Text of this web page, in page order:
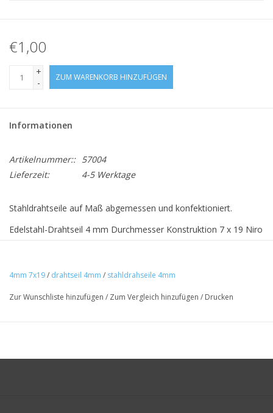
€1,00
+
-
ZUM WARENKORB HINZUFÜGEN
Informationen
Artikelnummer:: 57004
Lieferzeit:
4-5 Werktage
Stahldrahtseile auf Maß abgemessen und konfektioniert.
Edelstahl-Drahtseil 4 mm Durchmesser Konstruktion 7 x 19 Niro
Wantenspanner Gabel – Terminal. Drahtseil wird gemäß Ihrer
4mm 7x19/ drahtseil 4mm / stahldrahseile 4mm
Zur Wunschliste hinzufügen / Zum Vergleich hinzufügen / Drucken